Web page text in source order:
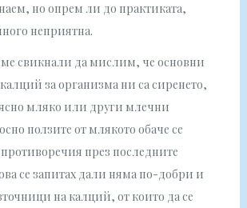
но опрем ли до практиката,
неприятна.
свикнали да мислим, че основни
за организма ни са сиренето,
мляко или други млечни
ползите от млякото обаче се
през последните
се запитах дали няма по-добри и
на калций, от които да се